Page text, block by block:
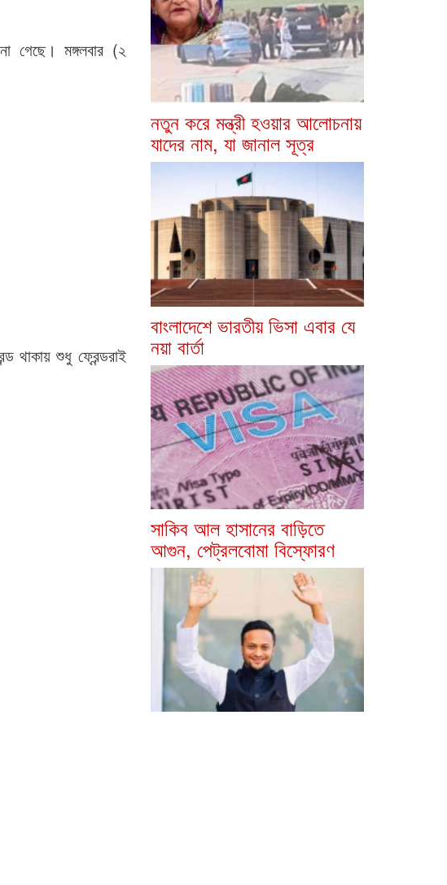
গেছে। মঙ্গলবার (২
শুধু ফ্রেন্ডরাই
নতুন করে মন্ত্রী হওয়ার আলোচনায়
যাদের নাম, যা জানাল সূত্র
বাংলাদেশে ভারতীয় ভিসা এবার যে
নয়া বার্তা
সাকিব আল হাসানের বাড়িতে
আগুন, পেট্রলবোমা বিস্ফোরণ